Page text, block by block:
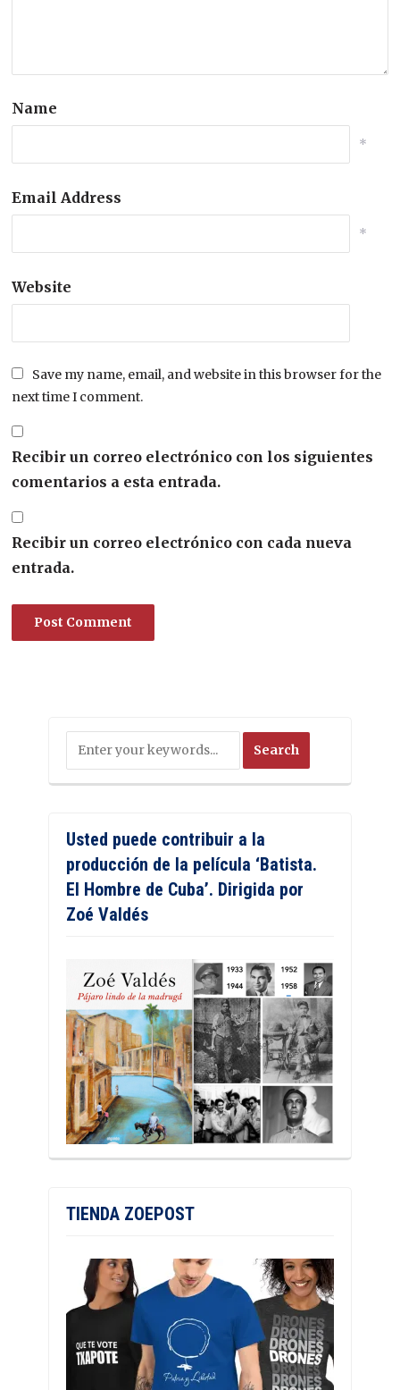
Name
*
Email Address
*
Website
Save my name, email, and website in this browser for the
next time I comment.
Recibir un correo electrónico con los siguientes
comentarios a esta entrada.
Recibir un correo electrónico con cada nueva
entrada.
Usted puede contribuir a la
producción de la película ‘Batista.
El Hombre de Cuba’. Dirigida por
Zoé Valdés
TIENDA ZOEPOST